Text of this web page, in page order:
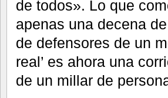
de todos». Lo que
apenas una decena
de defensores de un
real’ es ahora una
de un millar de